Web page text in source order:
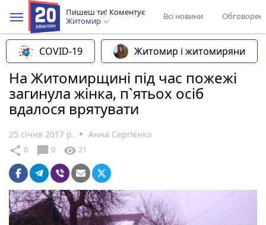
Пишеш ти! Коментує
Житомир
Всі новини
COVID-19 Житомир і житомиряни
На Житомирщині під час пожежі
загинула жінка, п`ятьох осіб
вдалося врятувати
25 січня 2017 р. Анна Сергієнко
share 0 chat_bubble 0 visibility 21